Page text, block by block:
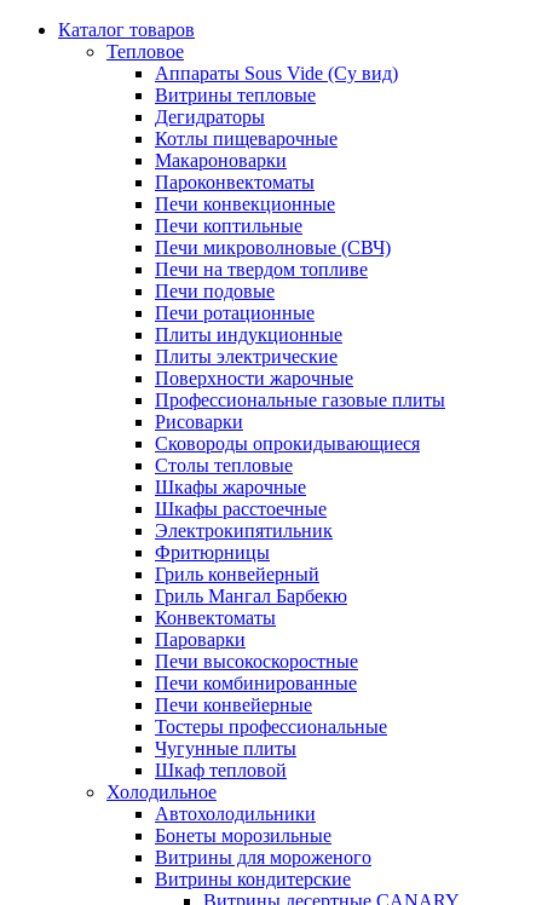
Каталог товаров
Тепловое
Аппараты Sous Vide (Су вид)
Витрины тепловые
Дегидраторы
Котлы пищеварочные
Макароноварки
Пароконвектоматы
Печи конвекционные
Печи коптильные
Печи микроволновые (СВЧ)
Печи на твердом топливе
Печи подовые
Печи ротационные
Плиты индукционные
Плиты электрические
Поверхности жарочные
Профессиональные газовые плиты
Рисоварки
Сковороды опрокидывающиеся
Столы тепловые
Шкафы жарочные
Шкафы расстоечные
Электрокипятильник
Фритюрницы
Гриль конвейерный
Гриль Мангал Барбекю
Конвектоматы
Пароварки
Печи высокоскоростные
Печи комбинированные
Печи конвейерные
Тостеры профессиональные
Чугунные плиты
Шкаф тепловой
Холодильное
Автохолодильники
Бонеты морозильные
Витрины для мороженого
Витрины кондитерские
Витрины десертные CANARY